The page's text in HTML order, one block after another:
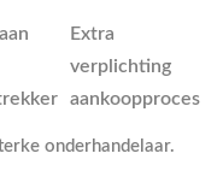
Extra
verplichting
aankoopproces
onderhandelaar.